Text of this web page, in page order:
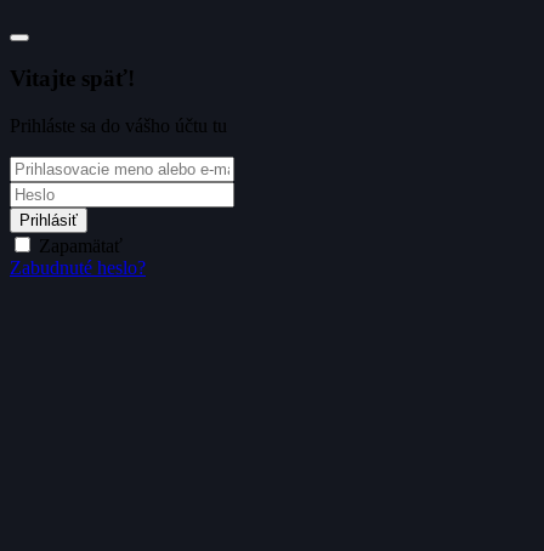
Vitajte späť!
Prihláste sa do vášho účtu tu
Prihlásiť
Zapamätať
Zabudnuté heslo?